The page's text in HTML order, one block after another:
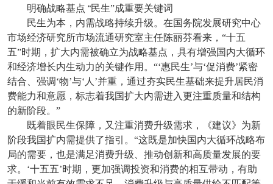
明确战略基点 “民生”成重要关键词
民生为本，内需战略持续升级。在国务院发展研究中心
市场经济研究所市场流通研究室主任陈丽芬看来，“十五
五”时期，扩大内需被确立为战略基点，具有增强国内大循环
和经济增长内生动力的关键作用。“‘惠民生’与‘促消费’紧密
结合、强调‘物’与‘人’并重，通过夯实民生基础来提升居民消
费能力和意愿，标志着我国扩大内需进入更注重质量和结构
的新阶段。”
既着眼民生保障，又注重消费升级需求，《建议》为新
阶段我国扩内需提供了指引。“这既是加快国内大循环战略布
局的需要，也是满足消费升级、推动创新和高质量发展的要
求。‘十五五’时期，更加强调投资和消费的相互带动，有助